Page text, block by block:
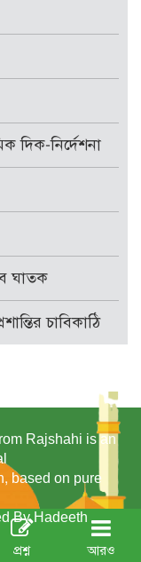
প্রশ্ন আরও
দিক-নির্দেশনা
ঘাতক
চাবিকাঠি
Rajshahi is an
based on pure
By Hadeeth